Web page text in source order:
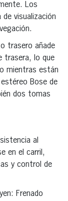
Los
visualización
trasero añade
trasera, lo que
mientras están
Bose de
dos tomas
al
en el carril,
y control de
Frenado